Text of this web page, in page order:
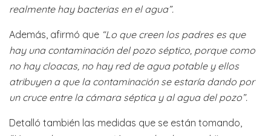
realmente hay bacterias en el agua”.
Además, afirmó que “Lo que creen los padres es que
hay una contaminación del pozo séptico, porque como
no hay cloacas, no hay red de agua potable y ellos
atribuyen a que la contaminación se estaría dando por
un cruce entre la cámara séptica y al agua del pozo”.
Detalló también las medidas que se están tomando,